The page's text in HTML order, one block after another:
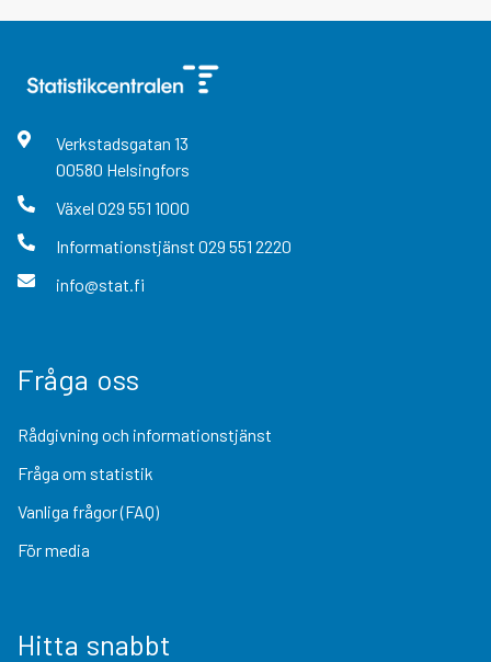
Verkstadsgatan 13
00580 Helsingfors
Växel 029 551 1000
Informationstjänst 029 551 2220
info@stat.fi
Fråga oss
Rådgivning och informationstjänst
Fråga om statistik
Vanliga frågor (FAQ)
För media
Hitta snabbt